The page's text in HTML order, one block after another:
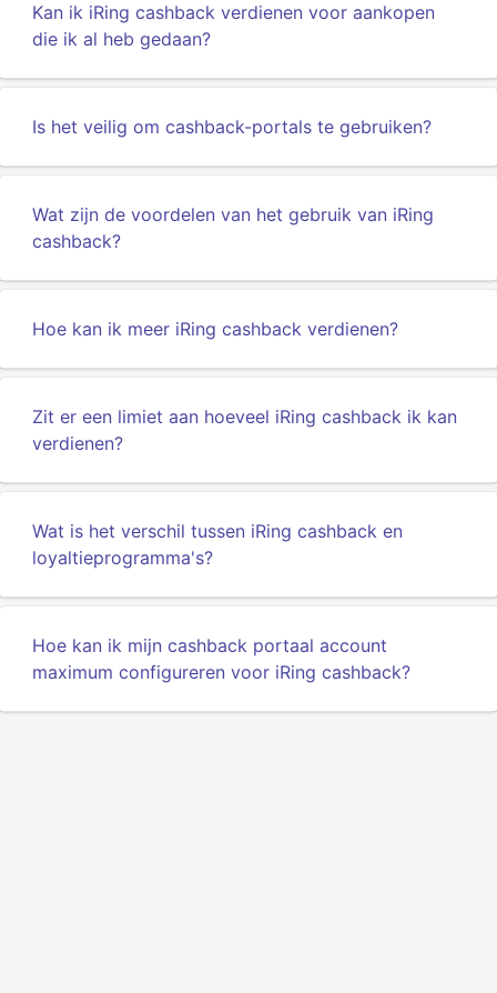
Kan ik iRing cashback verdienen voor aankopen
die ik al heb gedaan?
Is het veilig om cashback-portals te gebruiken?
Wat zijn de voordelen van het gebruik van iRing
cashback?
Hoe kan ik meer iRing cashback verdienen?
Zit er een limiet aan hoeveel iRing cashback ik kan
verdienen?
Wat is het verschil tussen iRing cashback en
loyaltieprogramma's?
Hoe kan ik mijn cashback portaal account
maximum configureren voor iRing cashback?